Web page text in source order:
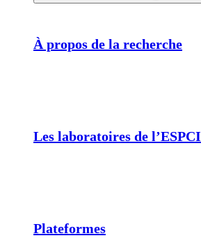
À propos de la recherche
Les laboratoires de l’ESPCI
Plateformes